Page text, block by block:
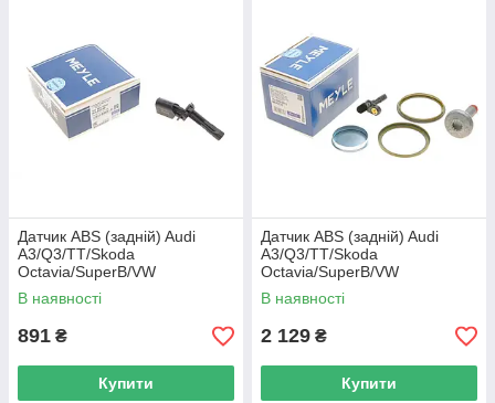
Датчик ABS (задній) Audi
A3/Q3/TT/Skoda
Octavia/SuperB/VW
Golf/Jetta/Passat/Touran 1.2-
3.6 0 100 899 0044 UA62
В наявності
891 ₴
Купити
Датчик ABS (задній) Audi
A3/Q3/TT/Skoda
Octavia/SuperB/VW
Golf/Jetta/Passat/Touran 1.2-
3.6 0 114 899 0013 UA62
В наявності
2 129 ₴
Купити